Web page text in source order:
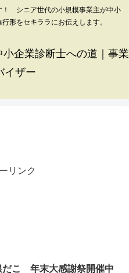
！ シニア世代の小規模事業主が中小
形をセキララにお伝えします。
企業診断士への道｜事業
イザー
リンク
だこ 年末大感謝祭開催中